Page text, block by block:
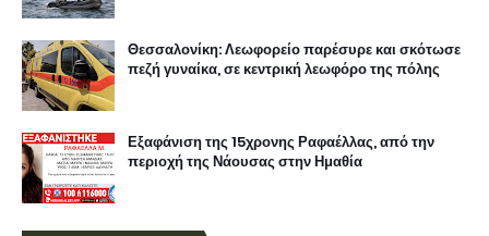
Θεσσαλονίκη: Λεωφορείο παρέσυρε και σκότωσε
πεζή γυναίκα, σε κεντρική λεωφόρο της πόλης
Εξαφάνιση της 15χρονης Ραφαέλλας, από την
περιοχή της Νάουσας στην Ημαθία